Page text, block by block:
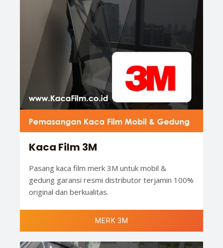
Kaca Film 3M
Pasang kaca film merk 3M untuk mobil &
gedung garansi resmi distributor terjamin 100%
original dan berkualitas.
MERK 3M